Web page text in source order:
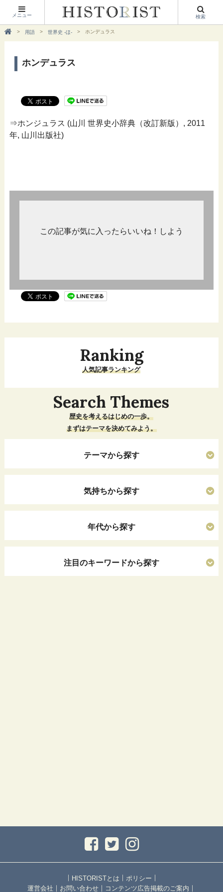
メニュー 検索
用語 世界史 -ほ- ホンデュラス
ホンデュラス
⇒ホンジュラス (山川 世界史小辞典（改訂新版）, 2011
年, 山川出版社)
この記事が気に入ったらいいね！しよう
Ranking
人気記事ランキング
Search Themes
歴史を考えるはじめの一歩。
まずはテーマを決めてみよう。
テーマから探す
気持ちから探す
年代から探す
注目のキーワードから探す
｜ HISTORISTとは ｜ ポリシー ｜
運営会社 ｜ お問い合わせ ｜ コンテンツ広告掲載のご案内 ｜